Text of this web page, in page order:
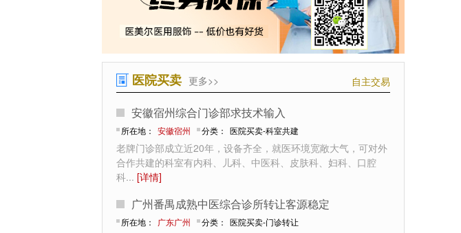
医院买卖 更多>> 自主交易
安徽宿州综合门诊部求技术输入
所在地： 安徽宿州 分类： 医院买卖-科室共建
老牌门诊部成立近20年，设备齐全，就医环境宽敞大气，可对外
合作共建的科室有内科、儿科、中医科、皮肤科、妇科、口腔
科... [详情]
广州番禺成熟中医综合诊所转让客源稳定
所在地： 广东广州 分类： 医院买卖-门诊转让